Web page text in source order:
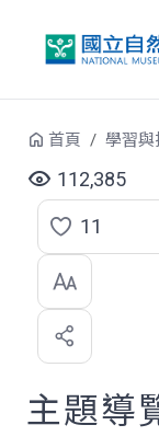
首頁 學習與
112,385
點
選
喜
歡
11
主題導